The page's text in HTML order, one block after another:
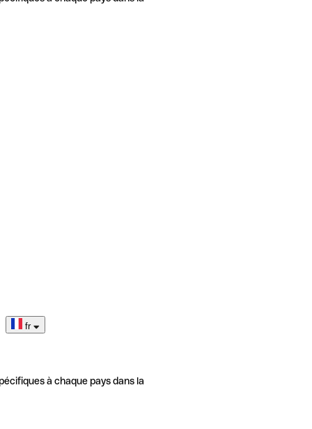
fr
à chaque pays dans la